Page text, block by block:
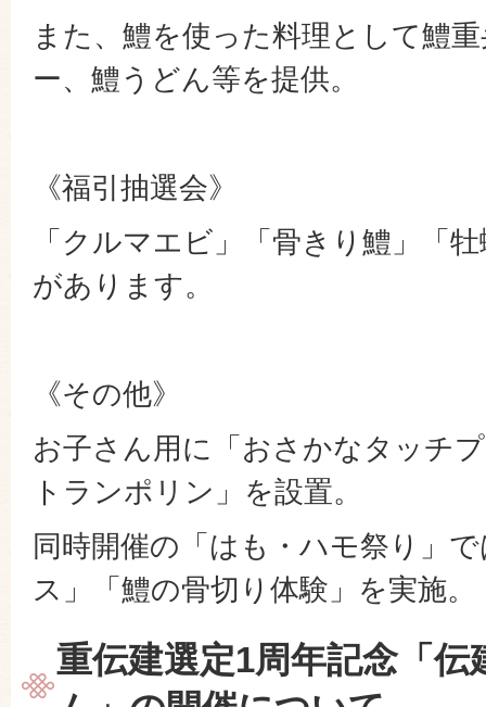
また、鱧を使った料理として鱧
ー、鱧うどん等を提供。
《福引抽選会》
「クルマエビ」「骨きり鱧」「
があります。
《その他》
お子さん用に「おさかなタッチ
トランポリン」を設置。
同時開催の「はも・ハモ祭り」
ス」「鱧の骨切り体験」を実施。
重伝建選定1周年記念「伝